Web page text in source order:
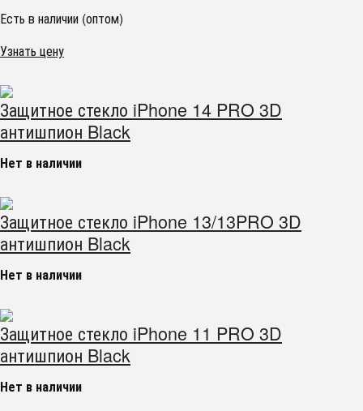
Есть в наличии (оптом)
Узнать цену
Защитное стекло iPhone 14 PRO 3D
антишпион Black
Нет в наличии
Защитное стекло iPhone 13/13PRO 3D
антишпион Black
Нет в наличии
Защитное стекло iPhone 11 PRO 3D
антишпион Black
Нет в наличии